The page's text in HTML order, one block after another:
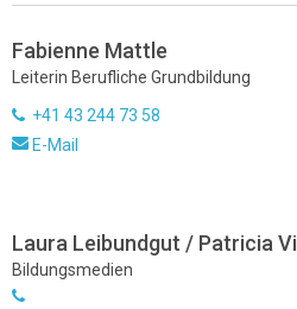
Fabienne Mattle
Leiterin Berufliche Grundbildung
+41 43 244 73 58
E-Mail
Laura Leibundgut / Patricia
Bildungsmedien